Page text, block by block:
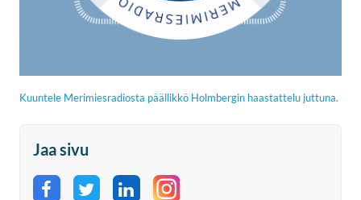
Kuuntele Merimiesradiosta päällikkö Holmbergin haastattelu juttuna.
Jaa sivu